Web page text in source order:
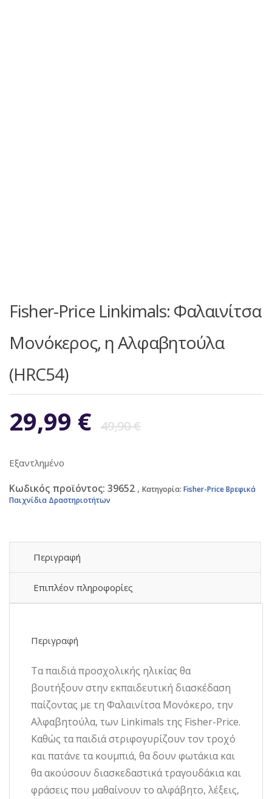
Fisher-Price Linkimals: Φαλαινίτσα
Μονόκερος, η Αλφαβητούλα
(HRC54)
49,90€Original
was:
29,99 €
Η
τιμή
Εξαντλημένο
Κωδικός προϊόντος: 39652 Κατηγορία: Fisher-Price Βρεφικά
Παιχνίδια Δραστηριοτήτων
Περιγραφή
Επιπλέον πληροφορίες
Περιγραφή
Τα παιδιά προσχολικής ηλικίας θα
βουτήξουν στην εκπαιδευτική διασκέδαση
παίζοντας με τη Φαλαινίτσα Μονόκερο, την
Αλφαβητούλα, των Linkimals της Fisher-Price.
Καθώς τα παιδιά στριφογυρίζουν τον τροχό
και πατάνε τα κουμπιά, θα δουν φωτάκια και
θα ακούσουν διασκεδαστικά τραγουδάκια και
φράσεις που μαθαίνουν το αλφάβητο, λέξεις,